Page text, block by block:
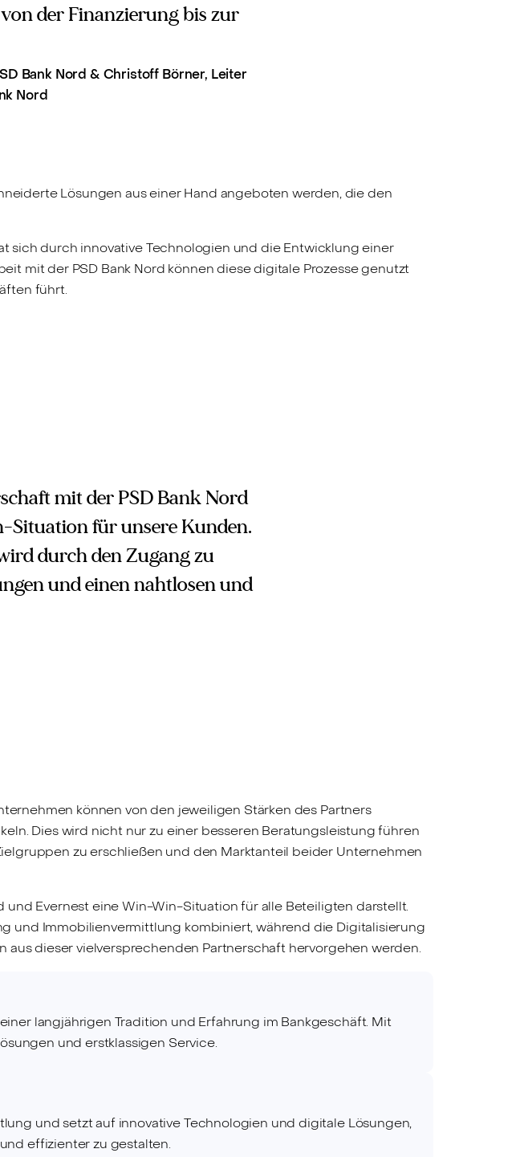
der Finanzierung bis zur
Bank Nord & Christoff Börner, Leiter
Nord
Lösungen aus einer Hand angeboten werden, die den
sich durch innovative Technologien und die Entwicklung einer
mit der PSD Bank Nord können diese digitale Prozesse genutzt
führt.
mit der PSD Bank Nord
Situation für unsere Kunden.
durch den Zugang zu
und einen nahtlosen und
können von den jeweiligen Stärken des Partners
Dies wird nicht nur zu einer besseren Beratungsleistung führen
zu erschließen und den Marktanteil beider Unternehmen
und Evernest eine Win-Win-Situation für alle Beteiligten darstellt.
und Immobilienvermittlung kombiniert, während die Digitalisierung
dieser vielversprechenden Partnerschaft hervorgehen werden.
langjährigen Tradition und Erfahrung im Bankgeschäft. Mit
und erstklassigen Service.
und setzt auf innovative Technologien und digitale Lösungen,
effizienter zu gestalten.